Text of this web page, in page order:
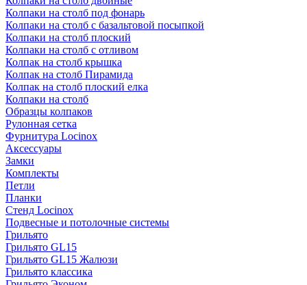
Колпаки на столб под фонарь
Колпаки на столб с базальтовой посыпкой
Колпаки на столб плоский
Колпаки на столб с отливом
Колпак на столб крышка
Колпак на столб Пирамида
Колпак на столб плоский елка
Колпаки на столб
Образцы колпаков
Рулонная сетка
Фурнитура Locinox
Аксессуары
Замки
Комплекты
Петли
Планки
Стенд Locinox
Подвесные и потолочные системы
Грильято
Грильято GL15
Грильято GL15 Жалюзи
Грильято классика